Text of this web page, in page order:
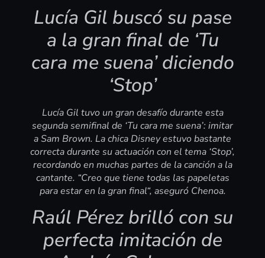
Lucía Gil buscó su pase
a la gran final de ‘Tu
cara me suena’ diciendo
‘Stop’
Lucía Gil tuvo un gran desafío durante esta
segunda semifinal de ‘Tu cara me suena’: imitar
a Sam Brown. La chica Disney estuvo bastante
correcta durante su actuación con el tema ‘Stop’,
recordando en muchas partes de la canción a la
cantante. “Creo que tiene todas las papeletas
para estar en la gran final“, aseguró Chenoa.
Raúl Pérez brilló con su
perfecta imitación de